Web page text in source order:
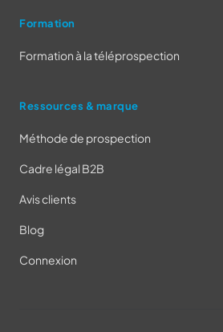
Formation
Formation à la téléprospection
Ressources & marque
Méthode de prospection
Cadre légal B2B
Avis clients
Blog
Connexion